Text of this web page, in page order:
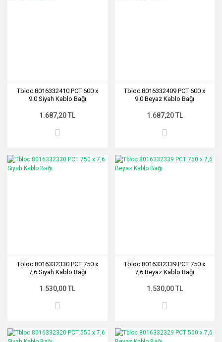
Tbloc 8016332410 PCT 600 x
9.0 Siyah Kablo Bağı
1.687,20 TL
Tbloc 8016332409 PCT 600 x
9.0 Beyaz Kablo Bağı
1.687,20 TL
Tbloc 8016332330 PCT 750 x
7,6 Siyah Kablo Bağı
1.530,00 TL
Tbloc 8016332339 PCT 750 x
7,6 Beyaz Kablo Bağı
1.530,00 TL